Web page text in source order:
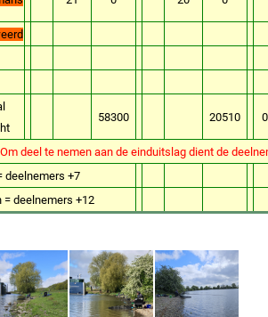
58300 20510 0
Om deel te nemen aan de einduitslag dient de
deelnemers +7
= deelnemers +12